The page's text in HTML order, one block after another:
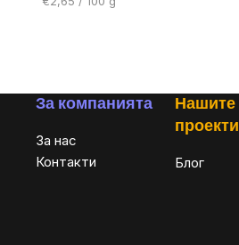
За компанията
За нас
Контакти
Нашите
проекти
Блог